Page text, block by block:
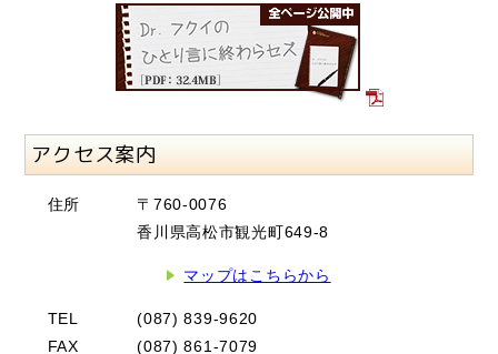
アクセス案内
住所
〒760-0076
香川県高松市観光町649-8
マップはこちらから
TEL
(087) 839-9620
FAX
(087) 861-7079